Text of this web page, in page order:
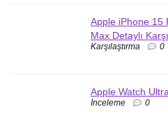
Apple iPhone 15
Max Detaylı
Karşılaştırma 0
Apple Watch
İnceleme 0